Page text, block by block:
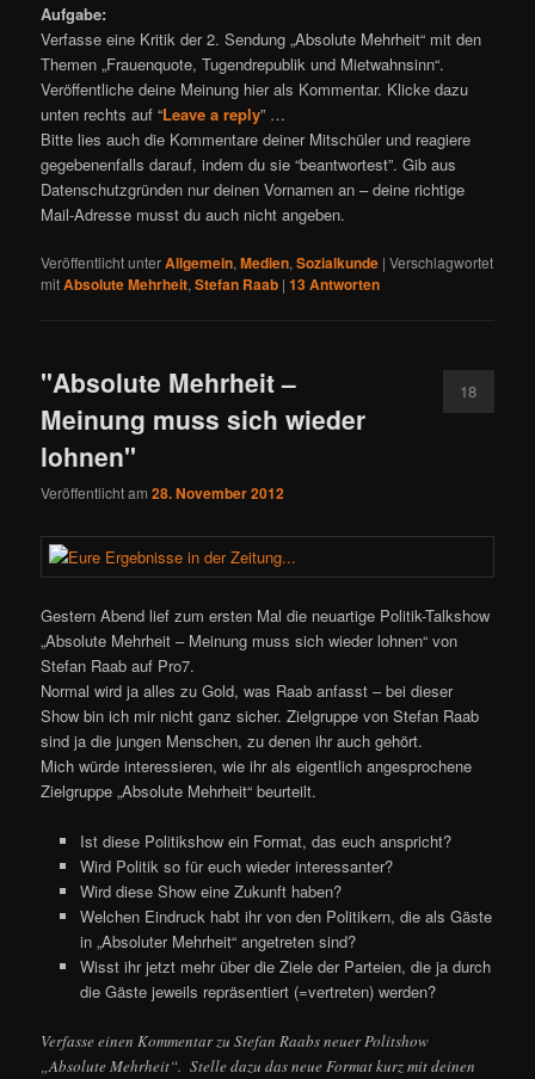
Aufgabe:
Verfasse eine Kritik der 2. Sendung „Absolute Mehrheit“ mit den
Themen „Frauenquote, Tugendrepublik und Mietwahnsinn“.
Veröffentliche deine Meinung hier als Kommentar. Klicke dazu
unten rechts auf “Leave a reply” …
Bitte lies auch die Kommentare deiner Mitschüler und reagiere
gegebenenfalls darauf, indem du sie “beantwortest”. Gib aus
Datenschutzgründen nur deinen Vornamen an – deine richtige
Mail-Adresse musst du auch nicht angeben.
Veröffentlicht unterAllgemein,Medien,Sozialkunde |Verschlagwortet
mitAbsolute Mehrheit,Stefan Raab |13Antworten
"Absolute Mehrheit –
Meinung muss sich wieder
lohnen"
Veröffentlicht am28. November 2012
18
Gestern Abend lief zum ersten Mal die neuartige Politik-Talkshow
„Absolute Mehrheit – Meinung muss sich wieder lohnen“ von
Stefan Raab auf Pro7.
Normal wird ja alles zu Gold, was Raab anfasst – bei dieser
Show bin ich mir nicht ganz sicher. Zielgruppe von Stefan Raab
sind ja die jungen Menschen, zu denen ihr auch gehört.
Mich würde interessieren, wie ihr als eigentlich angesprochene
Zielgruppe „Absolute Mehrheit“ beurteilt.
Ist diese Politikshow ein Format, das euch anspricht?
Wird Politik so für euch wieder interessanter?
Wird diese Show eine Zukunft haben?
Welchen Eindruck habt ihr von den Politikern, die als Gäste
in „Absoluter Mehrheit“ angetreten sind?
Wisst ihr jetzt mehr über die Ziele der Parteien, die ja durch
die Gäste jeweils repräsentiert (=vertreten) werden?
Verfasse einen Kommentar zu Stefan Raabs neuer Politshow
„Absolute Mehrheit“. Stelle dazu das neue Format kurz mit deinen